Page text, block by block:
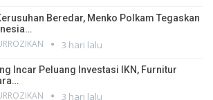
Beredar, Menko Polkam Tegaskan
3 hari lalu
Incar Peluang Investasi IKN, Furnitur
3 hari lalu